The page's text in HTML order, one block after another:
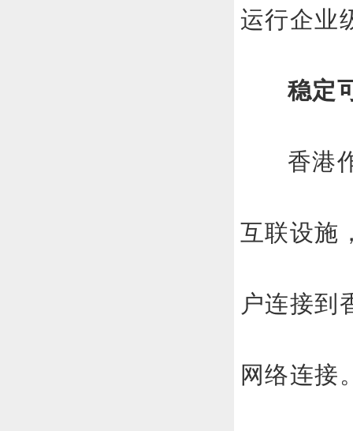
运行企业
稳定
香港
互联设施
户连接到
网络连接